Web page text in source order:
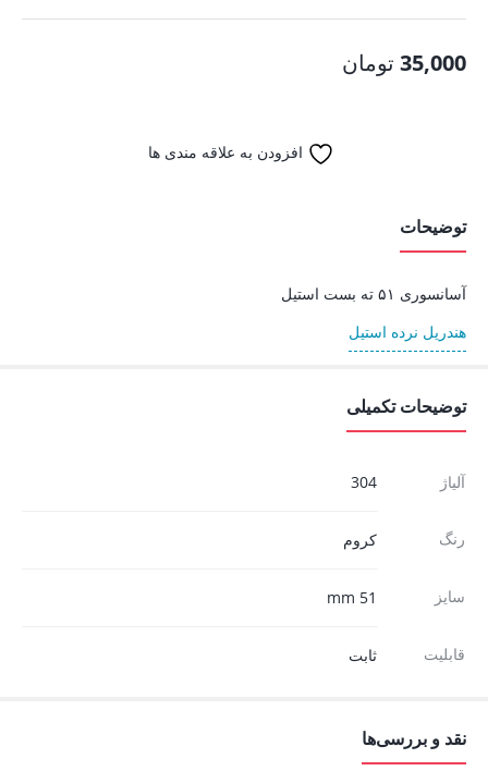
35,000 تومان
افزودن به علاقه مندی ها
توضیحات
آسانسوری ۵۱ ته بست استیل
هندریل نرده استیل
توضیحات تکمیلی
آلیاژ 304
رنگ کروم
سایز 51 mm
قابلیت ثابت
نقد و بررسی‌ها